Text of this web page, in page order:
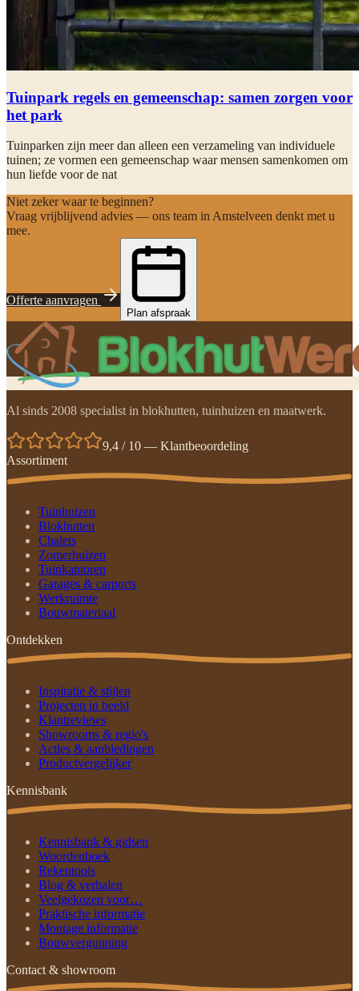
Tuinpark regels en gemeenschap: samen zorgen voor
het park
Tuinparken zijn meer dan alleen een verzameling van individuele
tuinen; ze vormen een gemeenschap waar mensen samenkomen om
hun liefde voor de nat
Niet zeker waar te beginnen?
Vraag vrijblijvend advies — ons team in Amstelveen denkt met u
mee.
Offerte aanvragen
Plan afspraak
Al sinds 2008 specialist in blokhutten, tuinhuizen en maatwerk.
9,4 / 10 — Klantbeoordeling
Assortiment
Tuinhuizen
Blokhutten
Chalets
Zomerhuizen
Tuinkantoren
Garages & carports
Werkruimte
Bouwmateriaal
Ontdekken
Inspiratie & stijlen
Projecten in beeld
Klantreviews
Showrooms & regio's
Acties & aanbiedingen
Productvergelijker
Kennisbank
Kennisbank & gidsen
Woordenboek
Rekentools
Blog & verhalen
Veelgekozen voor…
Praktische informatie
Montage informatie
Bouwvergunning
Contact & showroom